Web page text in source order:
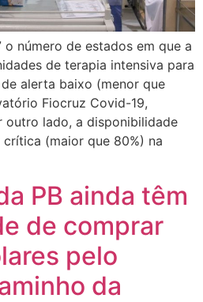
o número de estados em que a
de terapia intensiva para
alerta baixo (menor que
Fiocruz Covid-19,
outro lado, a disponibilidade
(maior que 80%) na
PB ainda têm
de comprar
pelo
da